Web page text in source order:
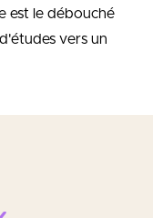
est le débouché
vers un